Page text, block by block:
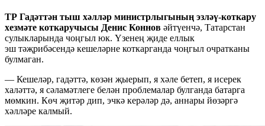
ТР Гадәттән тыш хәлләр министрлыгының эзләү-коткару
хезмәте коткаручысы Денис Коннов әйтүенчә, Татарстан
сулыкларында чоңгыл юк. Үзенең җиде еллык
эш тәҗрибәсендә кешеләрне коткарганда чоңгыл очратканы
булмаган.
— Кешеләр, гадәттә, көзән җыерып, я хәле бетеп, я исерек
халәттә, я сәламәтлеге белән проблемалар булганда батарга
мөмкин. Көч җитәр дип, эчкә керәләр дә, аннары йөзәргә
хәлләре калмый.